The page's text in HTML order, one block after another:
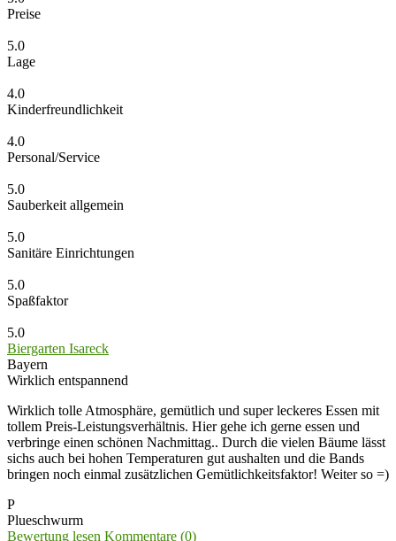
Preise
5.0
Lage
4.0
Kinderfreundlichkeit
4.0
Personal/Service
5.0
Sauberkeit allgemein
5.0
Sanitäre Einrichtungen
5.0
Spaßfaktor
5.0
Biergarten Isareck
Bayern
Wirklich entspannend
Wirklich tolle Atmosphäre, gemütlich und super leckeres Essen mit
tollem Preis-Leistungsverhältnis. Hier gehe ich gerne essen und
verbringe einen schönen Nachmittag.. Durch die vielen Bäume lässt
sichs auch bei hohen Temperaturen gut aushalten und die Bands
bringen noch einmal zusätzlichen Gemütlichkeitsfaktor! Weiter so =)
P
Plueschwurm
Bewertung lesen Kommentare (0)